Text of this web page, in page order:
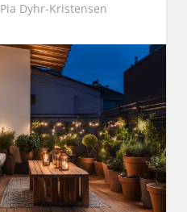
Pia Dyhr-Kristensen